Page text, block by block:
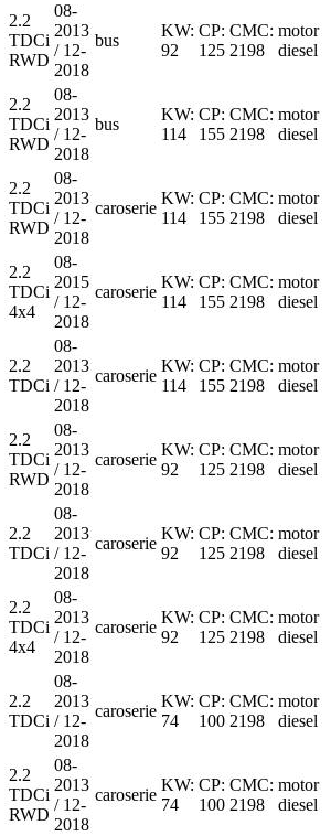
2.2
TDCi
RWD
08-
2013
/ 12-
2018
bus
KW:
92
CP:
125
CMC:
2198
motor
diesel
2.2
TDCi
RWD
08-
2013
/ 12-
2018
bus
KW:
114
CP:
155
CMC:
2198
motor
diesel
2.2
TDCi
RWD
08-
2013
/ 12-
2018
caroserie
KW:
114
CP:
155
CMC:
2198
motor
diesel
2.2
TDCi
4x4
08-
2015
/ 12-
2018
caroserie
KW:
114
CP:
155
CMC:
2198
motor
diesel
2.2
TDCi
08-
2013
/ 12-
2018
caroserie
KW:
114
CP:
155
CMC:
2198
motor
diesel
2.2
TDCi
RWD
08-
2013
/ 12-
2018
caroserie
KW:
92
CP:
125
CMC:
2198
motor
diesel
2.2
TDCi
08-
2013
/ 12-
2018
caroserie
KW:
92
CP:
125
CMC:
2198
motor
diesel
2.2
TDCi
4x4
08-
2013
/ 12-
2018
caroserie
KW:
92
CP:
125
CMC:
2198
motor
diesel
2.2
TDCi
08-
2013
/ 12-
2018
caroserie
KW:
74
CP:
100
CMC:
2198
motor
diesel
2.2
TDCi
RWD
08-
2013
/ 12-
2018
caroserie
KW:
74
CP:
100
CMC:
2198
motor
diesel